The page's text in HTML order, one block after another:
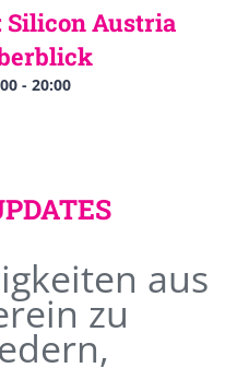
Silicon Austria
- 20:00
aus
zu